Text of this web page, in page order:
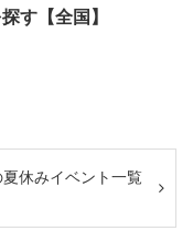
す【全国】
休みイベント一覧